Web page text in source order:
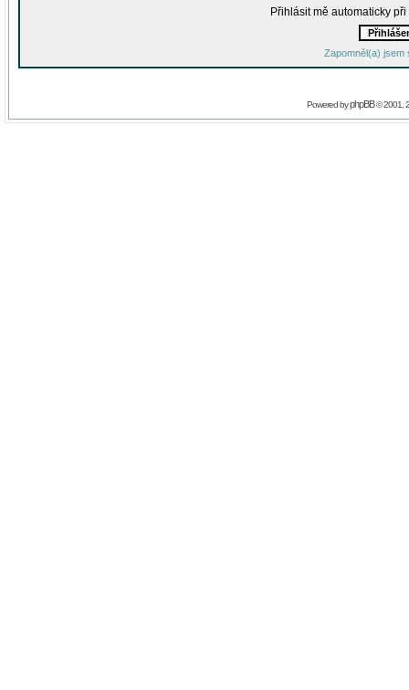
Přihlásit mě automaticky
Zapomněl(a) jsem
Powered byphpBB© 2001,